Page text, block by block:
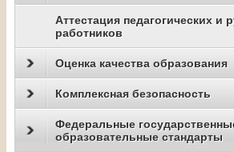
Аттестация педагогических и
работников
Оценка качества образования
Комплексная безопасность
Федеральные
образовательные стандарты